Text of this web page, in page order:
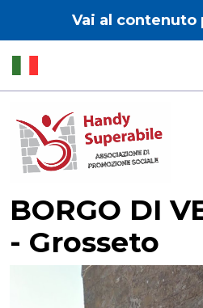
Vai al contenuto
BORGO DI
- Grosseto